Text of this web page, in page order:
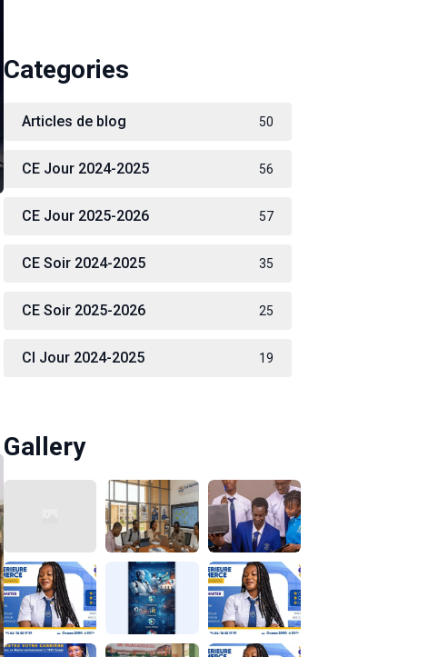
Categories
Articles de blog 50
CE Jour 2024-2025 56
CE Jour 2025-2026 57
CE Soir 2024-2025 35
CE Soir 2025-2026 25
CI Jour 2024-2025 19
Gallery